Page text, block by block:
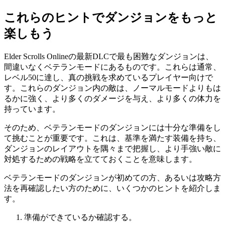
これらのヒントでダンジョンをもっと
楽しもう
Elder Scrolls Onlineの最新DLCで最も困難なダンジョンは、
間違いなくベテランモードにあるものです。これらは通常、
レベル50に達し、真の挑戦を求めているプレイヤー向けで
す。これらのダンジョン内の敵は、ノーマルモードよりもは
るかに強く、より多くのダメージを与え、より多くの体力を
持っています。
そのため、ベテランモードのダンジョンには十分な準備をし
て挑むことが重要です。これは、基準を満たす装備を持ち、
ダンジョンのレイアウトを隅々まで把握し、より手強い敵に
対処するための戦略を立てておくことを意味します。
ベテランモードのダンジョンが初めての方、あるいは攻略方
法を再確認したい方のために、いくつかのヒントを紹介しま
す。
準備ができているか確認する。